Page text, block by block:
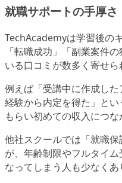
就職サポートの手厚さ
TechAcademyは学習後の
「転職成功」「副業案件
いる口コミが数多く寄せら
例えば「受講中に作成し
経験から内定を得た」と
もらい初めての収入につな
他社スクールでは「就職
が、年齢制限やフルタイ
なってしまう人も少なくあ